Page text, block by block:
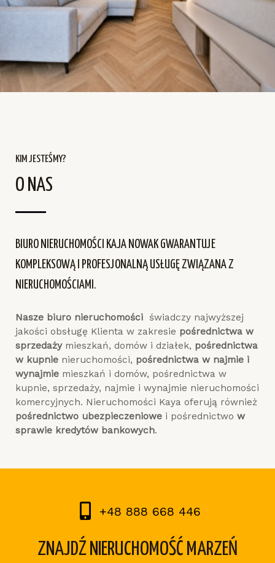
KIM JESTEŚMY?
O NAS
BIURO NIERUCHOMOŚCI KAJA NOWAK GWARANTUJE
KOMPLEKSOWĄ I PROFESJONALNĄ USŁUGĘ ZWIĄZANA Z
NIERUCHOMOŚCIAMI.
Nasze biuro nieruchomości
świadczy najwyższej
jakości obsługę Klienta w zakresie pośrednictwa w
sprzedażymieszkań, domów i działek, pośrednictwa
w kupnie nieruchomości, pośrednictwa w najmie i
wynajmie mieszkań i domów, pośrednictwa w
kupnie, sprzedaży, najmie i wynajmie nieruchomości
komercyjnych. Nieruchomości Kaya oferują również
pośrednictwo ubezpieczeniowe i pośrednictwo w
sprawie kredytów bankowych.
+48 888 668 446
ZNAJDŹ NIERUCHOMOŚĆ MARZEŃ